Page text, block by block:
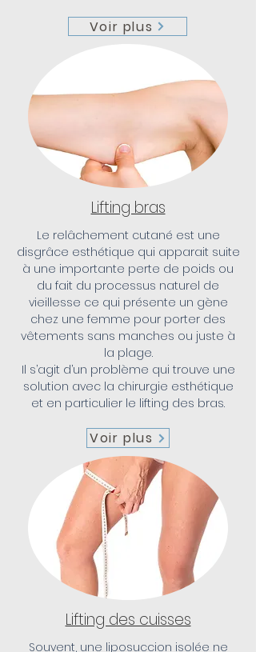
Voir plus
Lifting bras
Le relâchement cutané est une
disgrâce esthétique qui apparait suite
à une importante perte de poids ou
du fait du processus naturel de
vieillesse ce qui présente un gène
chez une femme pour porter des
vêtements sans manches ou juste à
la plage.
Il s’agit d’un problème qui trouve une
solution avec la chirurgie esthétique
et en particulier le lifting des bras.
Voir plus
Lifting des cuisses
Souvent, une liposuccion isolée ne